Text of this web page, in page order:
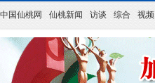
中国仙桃网 仙桃新闻 访谈 综合 视频